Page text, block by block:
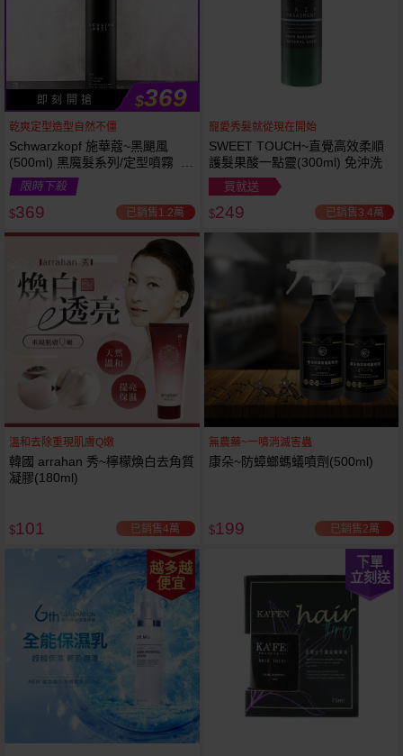
即 刻 開 搶 $369
乾爽定型造型自然不僵
Schwarzkopf 施華蔻~黑颶風
(500ml) 黑魔髮系列/定型噴霧 施
華寇
限時下殺
$369 已銷售1.2萬
寵愛秀髮就從現在開始
SWEET TOUCH~直覺高效柔順
護髮果酸一點靈(300ml) 免沖洗
買就送
$249 已銷售3.4萬
溫和去除重現肌膚Q嫩
韓國 arrahan 秀~檸檬煥白去角質
凝膠(180ml)
$101 已銷售4萬
無農藥~一噴消滅害蟲
康朵~防蟑螂螞蟻噴劑(500ml)
$199 已銷售2萬
越多越
便宜
下單
立刻送